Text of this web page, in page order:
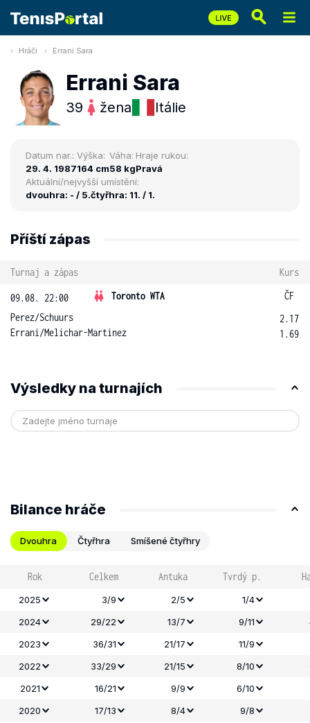
Hráči Errani Sara
Errani Sara
39 žena Itálie
Datum nar.:
29. 4. 1987
Výška:
164 cm
Váha:
58 kg
Hraje rukou:
Pravá
Aktuální/nejvyšší umístění:
dvouhra: - / 5.čtyřhra: 11. / 1.
Příští zápas
Turnaj a zápas Kurs
09.08. 22:00 Toronto WTA
ČF
Perez/Schuurs
Errani/Melichar-Martinez
2.17
1.69
Výsledky na turnajích
Bilance hráče
Dvouhra Čtyřhra Smíšené čtyřhry
Rok Celkem Antuka Tvrdý p.
2025 3/9 2/5
1/4
2024
29/22 13/7 9/11
2023
36/31 21/17 11/9
2022
33/29 21/15 8/10
2021
16/21 9/9
6/10
2020
17/13 8/4
9/8